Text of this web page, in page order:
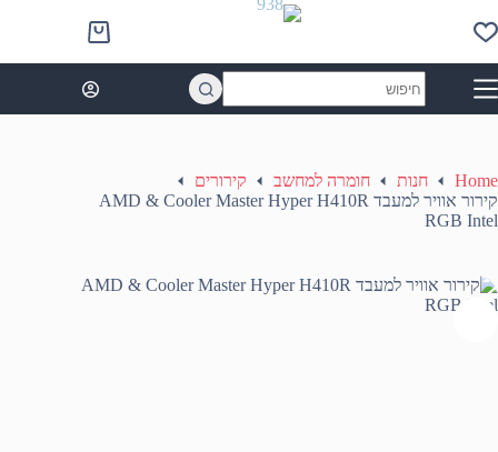
to
content
Shopping
cart
results
Home חנות חומרה למחשב
קירורים
קירור אוויר למעבד AMD & Cooler Master Hyper H410R
RGB Intel